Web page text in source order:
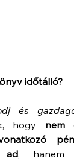
időtálló?
és
hogy nem
ad